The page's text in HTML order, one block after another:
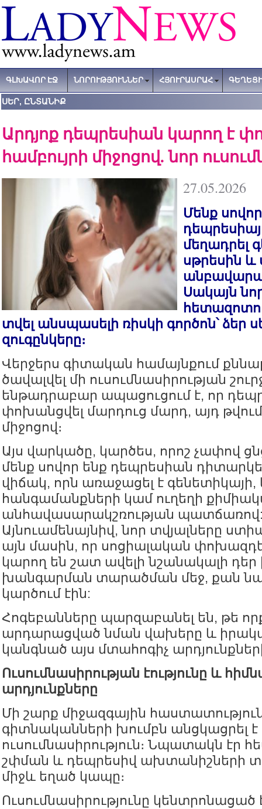
ԳԼԽԱՎՈՐ ԷՋ ՆՈՐՈՒԹՅՈՒՆՆԵՐ ՀՅՈՒՐԱՍՐԱՀ
ՍԵՐ, ԸՆՏԱՆԻՔ
Արդյոք դեպրեսիան կարող է
համբույրի միջոցով. նոր
27.05.2026
Մենք
մեղադրել
սթրեսին և
Սակայն
տվել անսպասելի ռիսկի գործոն՝ ձեր
զուգընկերը։
Վերջերս գիտական համայնքում
ծավալվել մի ուսումնասիրության
ենթադրաբար ապացուցում է, որ
փոխանցվել մարդուց մարդ, այդ
միջոցով։
Այս վարկածը, կարծես, որոշ չափով
մենք սովոր ենք դեպրեսիան
վիճակ, որն առաջացել է գենետիկայի,
հանգամանքների կամ ուղեղի
անհավասարակշռության
Այնուամենայնիվ, նոր տվյալները
այն մասին, որ սոցիալական
կարող են շատ ավելի նշանակալի
խանգարման տարածման մեջ, քան
կարծում էին:
Հոգեբանները պարզաբանել են, թե
արդարացված նման վախերը և
կանգնած այս մտահոգիչ
Ուսումնասիրության էությունը և
արդյունքները
Մի շարք միջազգային
գիտնականների խումբն անցկացրել է
ուսումնասիրություն։ Նպատակն էր
շփման և դեպրեսիվ ախտանիշների
միջև եղած կապը։
Ուսումնասիրությունը